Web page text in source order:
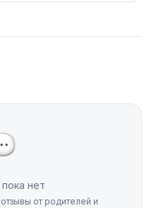
нет
от родителей и